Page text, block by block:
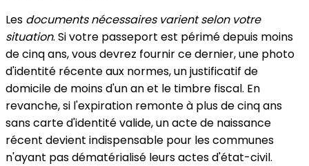
Les documents nécessaires varient selon votre
situation. Si votre passeport est périmé depuis moins
de cinq ans, vous devrez fournir ce dernier, une photo
d'identité récente aux normes, un justificatif de
domicile de moins d'un an et le timbre fiscal. En
revanche, si l'expiration remonte à plus de cinq ans
sans carte d'identité valide, un acte de naissance
récent devient indispensable pour les communes
n'ayant pas dématérialisé leurs actes d'état-civil.